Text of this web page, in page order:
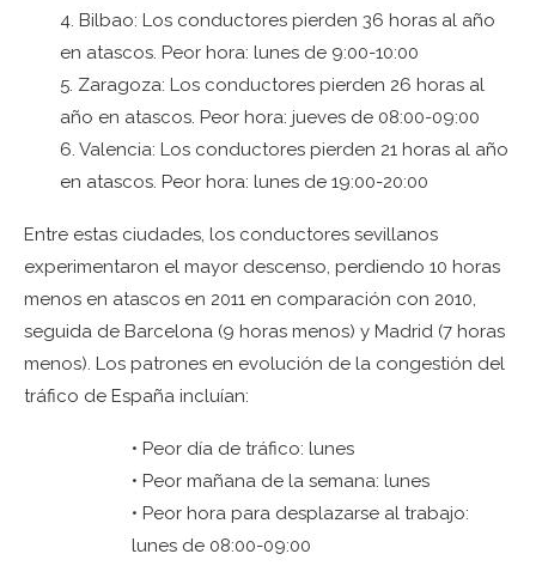
4. Bilbao: Los conductores pierden 36 horas al año
en atascos. Peor hora: lunes de 9:00-10:00
5. Zaragoza: Los conductores pierden 26 horas al
año en atascos. Peor hora: jueves de 08:00-09:00
6. Valencia: Los conductores pierden 21 horas al año
en atascos. Peor hora: lunes de 19:00-20:00
Entre estas ciudades, los conductores sevillanos
experimentaron el mayor descenso, perdiendo 10 horas
menos en atascos en 2011 en comparación con 2010,
seguida de Barcelona (9 horas menos) y Madrid (7 horas
menos). Los patrones en evolución de la congestión del
tráfico de España incluían:
• Peor día de tráfico: lunes
• Peor mañana de la semana: lunes
• Peor hora para desplazarse al trabajo:
lunes de 08:00-09:00